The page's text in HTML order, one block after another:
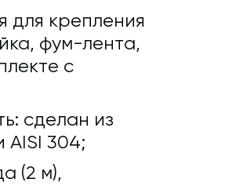
для крепления
фум-лента,
с
сделан из
304;
(2 м),